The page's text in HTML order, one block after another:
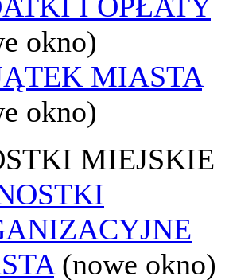
okno)
MIASTA
okno)
MIEJSKIE
(nowe okno)